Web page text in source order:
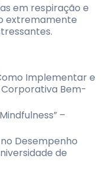
em respiração e
extremamente
Implementar e
Corporativa Bem-
–
Desempenho
de